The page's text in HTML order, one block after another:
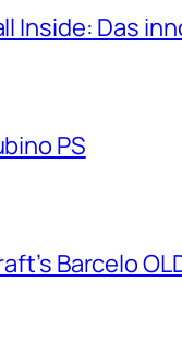
Inside: Das
PS
Barcelo